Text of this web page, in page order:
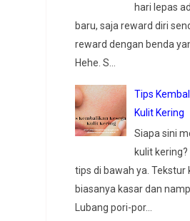
hari lepas
baru, saja reward diri
reward dengan benda
Hehe. S...
Tips
Kulit Kering
Siapa sini
kulit
tips di bawah ya. Tekstur
biasanya kasar dan
Lubang pori-por...